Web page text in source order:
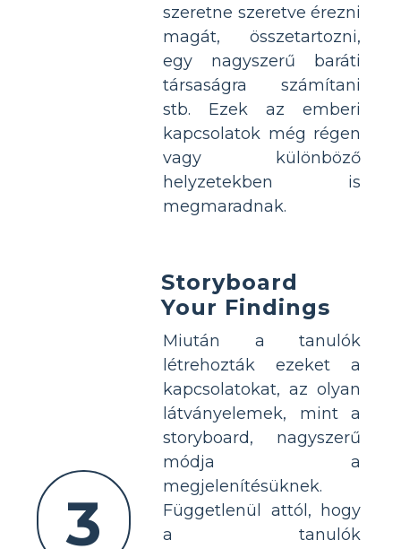
szeretne szeretve érezni
magát, összetartozni,
egy nagyszerű baráti
társaságra számítani
stb. Ezek az emberi
kapcsolatok még régen
vagy különböző
helyzetekben is
megmaradnak.
3
Storyboard
Your Findings
Miután a tanulók
létrehozták ezeket a
kapcsolatokat, az olyan
látványelemek, mint a
storyboard, nagyszerű
módja a
megjelenítésüknek.
Függetlenül attól, hogy
a tanulók